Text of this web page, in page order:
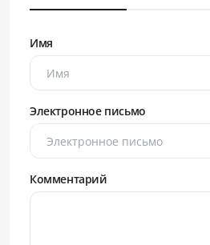
Имя
Электронное письмо
Комментарий